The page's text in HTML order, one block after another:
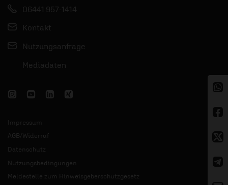
06441 957-1414
Kontakt
Nutzungsanfrage
Mediadaten
Impressum
AGB/Widerruf
Datenschutz
Nutzungsbedingungen
Meldestelle zum Hinweisgeberschutzgesetz